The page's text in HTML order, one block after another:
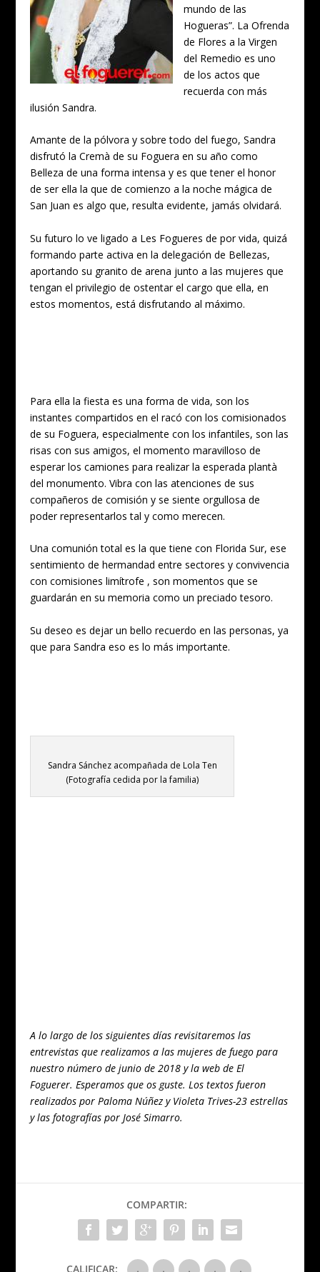
mundo de las
Hogueras”. La Ofrenda
de Flores a la Virgen
del Remedio es uno
de los actos que
recuerda con más
ilusión Sandra.
Amante de la pólvora y sobre todo del fuego, Sandra
disfrutó la Cremà de su Foguera en su año como
Belleza de una forma intensa y es que tener el honor
de ser ella la que de comienzo a la noche mágica de
San Juan es algo que, resulta evidente, jamás olvidará.
Su futuro lo ve ligado a Les Fogueres de por vida, quizá
formando parte activa en la delegación de Bellezas,
aportando su granito de arena junto a las mujeres que
tengan el privilegio de ostentar el cargo que ella, en
estos momentos, está disfrutando al máximo.
Para ella la fiesta es una forma de vida, son los
instantes compartidos en el racó con los comisionados
de su Foguera, especialmente con los infantiles, son las
risas con sus amigos, el momento maravilloso de
esperar los camiones para realizar la esperada plantà
del monumento. Vibra con las atenciones de sus
compañeros de comisión y se siente orgullosa de
poder representarlos tal y como merecen.
Una comunión total es la que tiene con Florida Sur, ese
sentimiento de hermandad entre sectores y convivencia
con comisiones limítrofe , son momentos que se
guardarán en su memoria como un preciado tesoro.
Su deseo es dejar un bello recuerdo en las personas, ya
que para Sandra eso es lo más importante.
Sandra Sánchez acompañada de Lola Ten
(Fotografía cedida por la familia)
A lo largo de los siguientes días revisitaremos las
entrevistas que realizamos a las mujeres de fuego para
nuestro número de junio de 2018 y la web de El
Foguerer. Esperamos que os guste. Los textos fueron
realizados por Paloma Núñez y Violeta Trives-23 estrellas
y las fotografías por José Simarro.
COMPARTIR:
CALIFICAR: